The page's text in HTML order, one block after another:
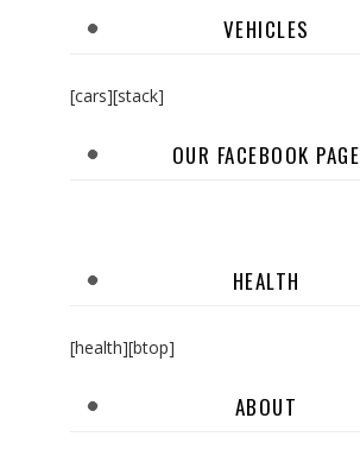
VEHICLES
[cars][stack]
OUR FACEBOOK PAGE
HEALTH
[health][btop]
ABOUT